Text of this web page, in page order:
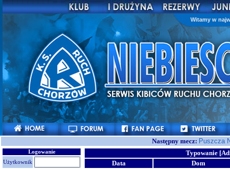
Witamy w
Następny mecz: Puszcza
Logowanie
Użytkownik
Typowanie
Data
Dom